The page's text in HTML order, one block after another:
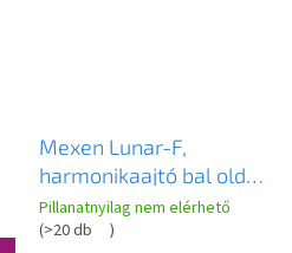
Mexen Lunar-F,
harmonikaajtó bal oldali
zuhanykabinhoz 95 cm,
8 mm-es átlátszó üveg,
Pillanatnyilag nem elérhető
(>20 db )